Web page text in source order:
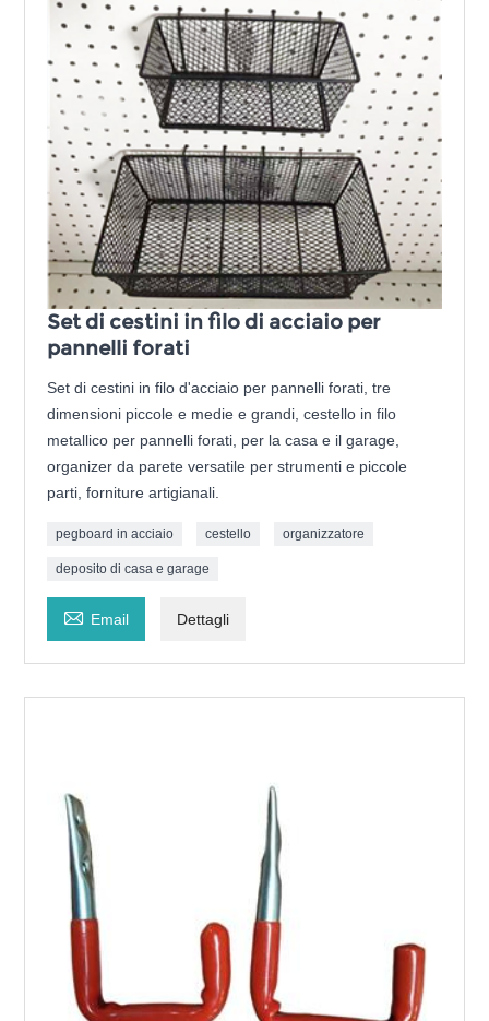
Set di cestini in filo di acciaio per
pannelli forati
Set di cestini in filo d'acciaio per pannelli forati, tre
dimensioni piccole e medie e grandi, cestello in filo
metallico per pannelli forati, per la casa e il garage,
organizer da parete versatile per strumenti e piccole
parti, forniture artigianali.
pegboard in acciaio cestello organizzatore
deposito di casa e garage
 Email Dettagli